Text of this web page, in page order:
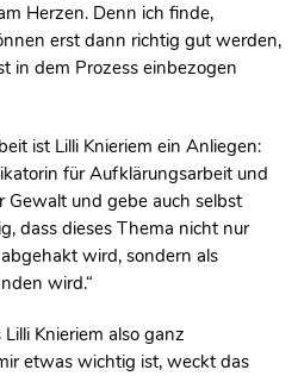
Herzen. Denn ich finde,
erst dann richtig gut werden,
in dem Prozess einbezogen
ist Lilli Knieriem ein Anliegen:
für Aufklärungsarbeit und
Gewalt und gebe auch selbst
dass dieses Thema nicht nur
wird, sondern als
wird.“
Knieriem also ganz
etwas wichtig ist, weckt das